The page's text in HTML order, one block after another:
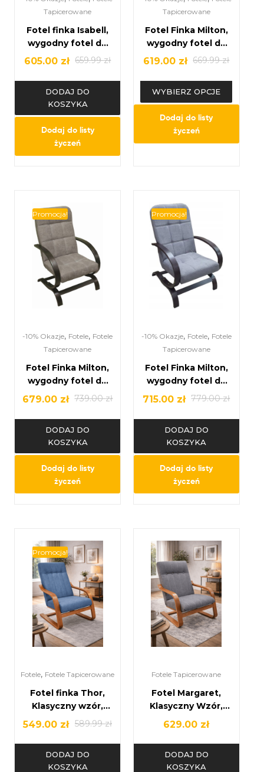
Tapicerowane
Fotel finka Isabell,
wygodny fotel do
salonu, pokoju
659.99zł
605.00 zł
DODAJ DO
KOSZYKA
Dodaj do listy
życzeń
Tapicerowane
Fotel Finka Milton,
wygodny fotel do
salonu669.99zł
619.00 zł
WYBIERZ OPCJE
Dodaj do listy
życzeń
Promocja!
-10% Okazje, Fotele, Fotele
Tapicerowane
Fotel Finka Milton,
wygodny fotel do
salonu739.00zł
679.00 zł
DODAJ DO
KOSZYKA
Dodaj do listy
życzeń
Promocja!
-10% Okazje, Fotele, Fotele
Tapicerowane
Fotel Finka Milton,
wygodny fotel do
salonu779.00zł
715.00 zł
DODAJ DO
KOSZYKA
Dodaj do listy
życzeń
Promocja!
Fotele, Fotele Tapicerowane
Fotel finka Thor,
Klasyczny wzór,
Świetny wybór do
589.99zł
549.00 zł
DODAJ DO
KOSZYKA
Fotele Tapicerowane
Fotel Margaret,
Klasyczny Wzór,
Finka do każdego
629.00 zł
DODAJ DO
KOSZYKA